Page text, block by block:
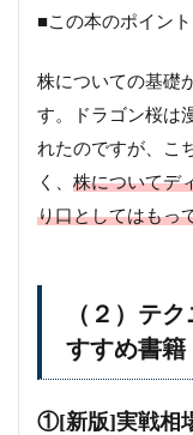
■この本のポイント
株についての基礎
す。ドラゴン桜は
れたのですが、こ
く、 株についてデ
り口としてはもっ
（２）テ
すすめ書籍
①[新版]実戦相